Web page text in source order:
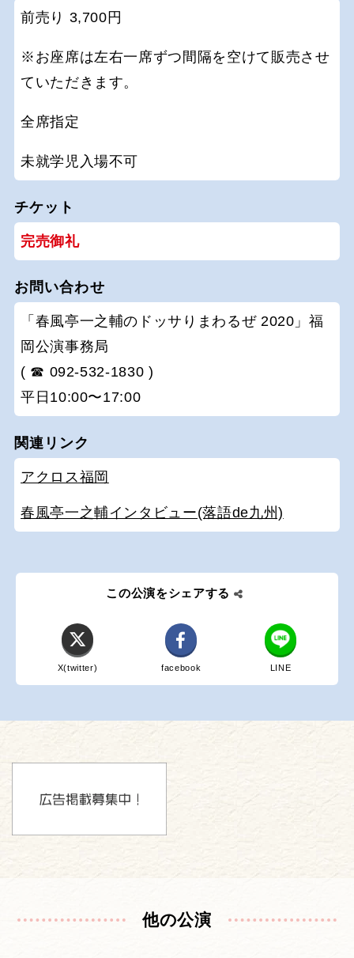
前売り 3,700円
※お座席は左右一席ずつ間隔を空けて販売させ
ていただきます。
全席指定
未就学児入場不可
チケット
完売御礼
お問い合わせ
「春風亭一之輔のドッサりまわるぜ 2020」福
岡公演事務局
( ☎ 092-532-1830 )
平日10:00〜17:00
関連リンク
アクロス福岡
春風亭一之輔インタビュー(落語de九州)
この公演をシェアする
X(twitter) facebook LINE
他の公演